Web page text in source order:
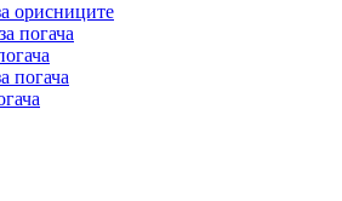
орисниците
погача
погача